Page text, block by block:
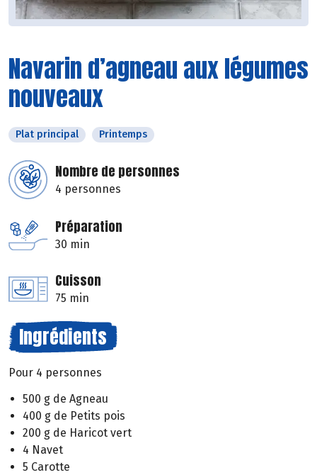
Navarin d’agneau aux légumes
nouveaux
Plat principal Printemps
Nombre de personnes
4 personnes
Préparation
30 min
Cuisson
75 min
Ingrédients
Pour 4 personnes
500 g de Agneau
400 g de Petits pois
200 g de Haricot vert
4 Navet
5 Carotte